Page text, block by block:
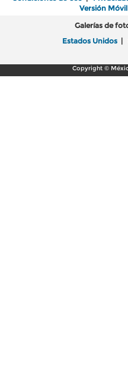
Versión Móvil
Galerías de
Estados Unidos |
Copyright ©